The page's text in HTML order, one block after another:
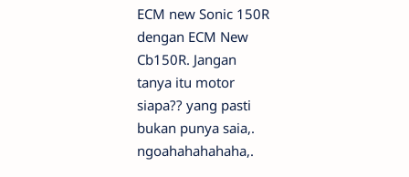
ECM new Sonic 150R
dengan ECM New
Cb150R. Jangan
tanya itu motor
siapa?? yang pasti
bukan punya saia,.
ngoahahahahaha,.